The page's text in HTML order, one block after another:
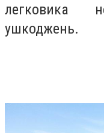
легковика
ушкоджень.